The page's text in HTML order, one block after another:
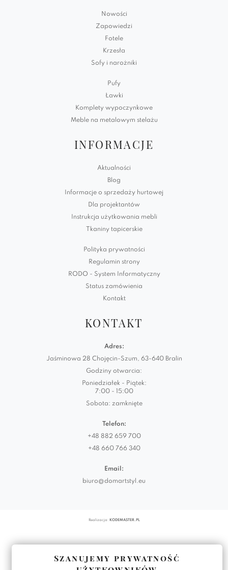
Nowości
Zapowiedzi
Fotele
Krzesła
Sofy i narożniki
Pufy
Ławki
Komplety wypoczynkowe
Meble na metalowym stelażu
INFORMACJE
Aktualności
Blog
Informacje o sprzedaży hurtowej
Dla projektantów
Instrukcja użytkowania mebli
Tkaniny tapicerskie
Polityka prywatności
Regulamin strony
RODO - System Informatyczny
Status zamówienia
Kontakt
KONTAKT
Adres:
Jaśminowa 28 Chojęcin-Szum, 63-640 Bralin
Godziny otwarcia:
Poniedziałek - Piątek:
7:00 - 15:00
Sobota: zamknięte
Telefon:
+48 882 659 700
+48 660 766 340
Email:
biuro@domartstyl.eu
Realizacja: KODEMASTER.PL
Szanujemy prywatność